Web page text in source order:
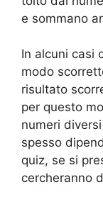
e sommano
In alcuni casi
modo
risultato
per questo
numeri
spesso
quiz, se si
cercheranno